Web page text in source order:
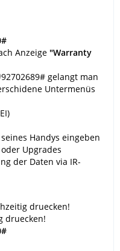
Anzeige "Warranty
gelangt man
Untermenüs
Handys eingeben
Upgrades
der Daten via IR-
druecken!
druecken!